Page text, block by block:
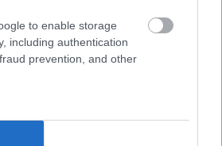
to enable storage
including authentication
prevention, and other
a müncheniektől. A
gondolta, jobban jár majd, ha
végkielégítést adnia, hanem
edzőt, amíg az nem talál
Bayern München érdeklődik a